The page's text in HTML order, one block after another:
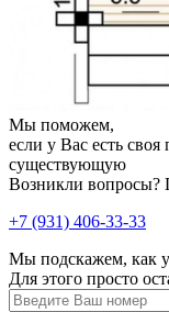
Мы поможем,
если у Вас есть
существующую
Возникли вопросы?
+7 (931) 406-33-33
Мы подскажем, как
Для этого просто